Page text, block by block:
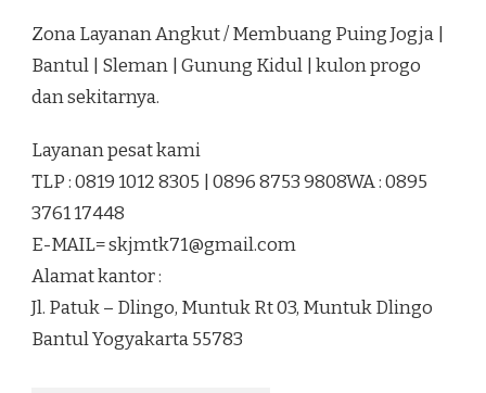
Zona Layanan Angkut / Membuang Puing Jogja |
Bantul | Sleman | Gunung Kidul | kulon progo
dan sekitarnya.
Layanan pesat kami
TLP : 0819 1012 8305 | 0896 8753 9808WA : 0895
3761 17448
E-MAIL=skjmtk71@gmail.com
Alamat kantor :
Jl. Patuk – Dlingo, Muntuk Rt 03, Muntuk Dlingo
Bantul Yogyakarta 55783